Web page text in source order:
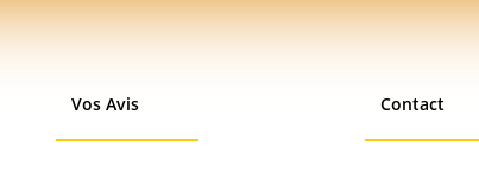
Vos Avis Contact